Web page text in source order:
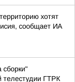
хотят
сообщает ИА
сборки"
телестудии ГТРК